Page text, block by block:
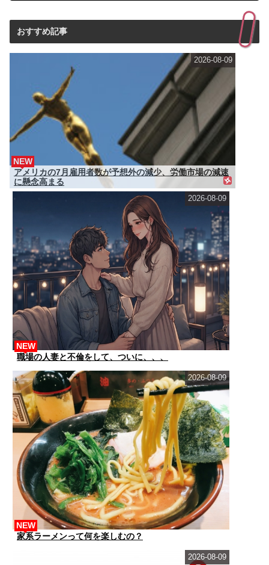
おすすめ記事
アメリカの7月雇用者数が予想外の減少、労働市場の減速
に懸念高まる
NEW
2026-08-09
職場の人妻と不倫をして、ついに、、、
NEW
2026-08-09
家系ラーメンって何を楽しむの？
NEW
2026-08-09
2026-08-09